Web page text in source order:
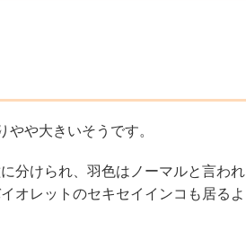
やや大きいそうです。
分けられ、羽色はノーマルと言われ
オレットのセキセイインコも居るよ